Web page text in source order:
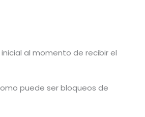
al momento de recibir el
puede ser bloqueos de